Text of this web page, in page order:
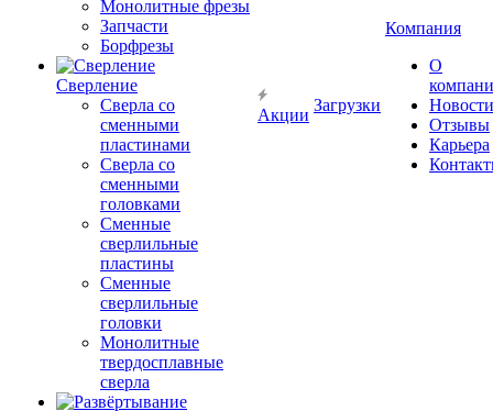
Монолитные фрезы
Запчасти
Борфрезы
Сверление
Сверла со
сменными
пластинами
Сверла со
сменными
головками
Сменные
сверлильные
пластины
Сменные
сверлильные
головки
Монолитные
твердосплавные
сверла
Акции
Загрузки
Компания
О
Новости
Отзывы
Карьера